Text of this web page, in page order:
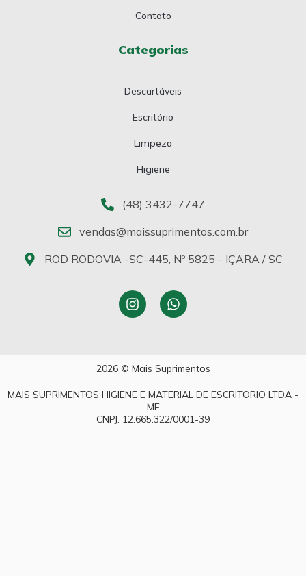
Contato
Categorias
Descartáveis
Escritório
Limpeza
Higiene
(48) 3432-7747
vendas@maissuprimentos.com.br
ROD RODOVIA -SC-445, Nº 5825 - IÇARA / SC
2026 © Mais Suprimentos
MAIS SUPRIMENTOS HIGIENE E MATERIAL DE ESCRITORIO LTDA -
ME
CNPJ: 12.665.322/0001-39